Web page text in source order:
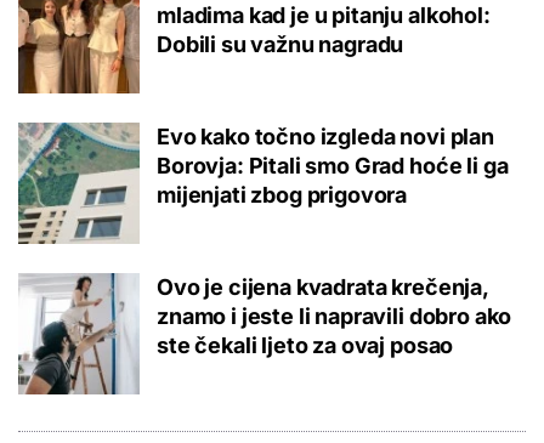
mladima kad je u pitanju alkohol:
Dobili su važnu nagradu
Evo kako točno izgleda novi plan
Borovja: Pitali smo Grad hoće li ga
mijenjati zbog prigovora
Ovo je cijena kvadrata krečenja,
znamo i jeste li napravili dobro ako
ste čekali ljeto za ovaj posao